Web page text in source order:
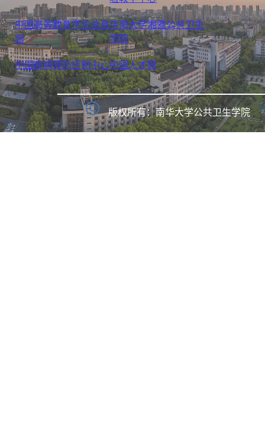
中国高等教育学生信息
网
中南大学湘雅公共卫生
学院
中国疾病预防控制中心中国人才网
版权所有：南华大学公共卫生学院